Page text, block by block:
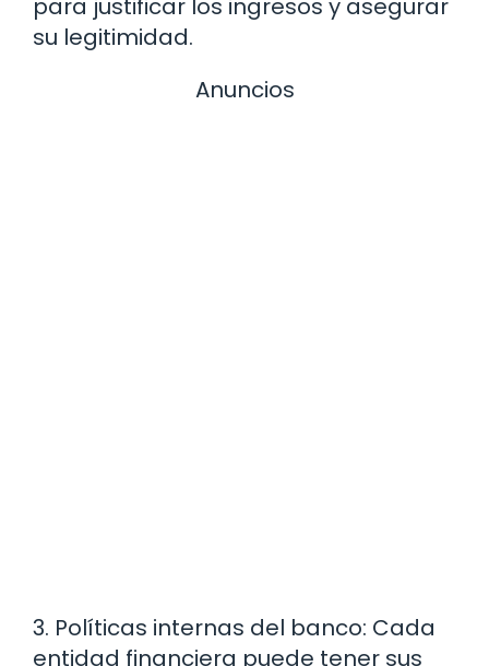
para justificar los ingresos y asegurar
su legitimidad.
Anuncios
3. Políticas internas del banco: Cada
entidad financiera puede tener sus